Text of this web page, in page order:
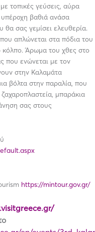
τοπικές γεύσεις, αύρα
υπέροχη βαθιά ανάσα
σας γεμίσει ελευθερία.
απλώνεται στα πόδια του
κόλπο. Άρωμα του χθες στο
που ενώνεται με τον
στην Καλαμάτα
βόλτα στην παραλία, που
μπαράκια
σας στους
https://mintour.gov.gr/